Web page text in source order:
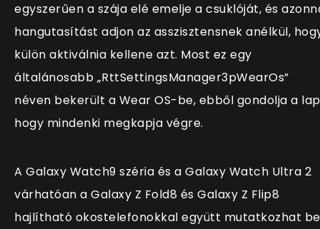
egyszerűen a szája elé emelje a csuklóját, és
hangutasítást adjon az asszisztensnek anélkül,
külön aktiválnia kellene azt. Most ez egy
általánosabb „RttSettingsManager3pWearOs”
néven bekerült a Wear OS-be, ebből gondolja a
hogy mindenki megkapja végre.
A Galaxy Watch9 széria és a Galaxy Watch Ultra 2
várhatóan a Galaxy Z Fold8 és Galaxy Z Flip8
hajlítható okostelefonokkal együtt mutatkozhat